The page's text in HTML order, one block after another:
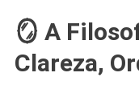
🪞 A
Clareza,